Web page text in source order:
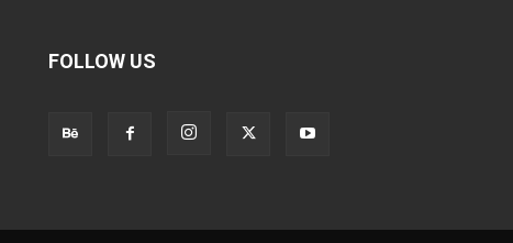
FOLLOW US